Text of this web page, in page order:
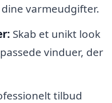
varmeudgifter.
Skab et unikt look
vinduer, der
tilbud